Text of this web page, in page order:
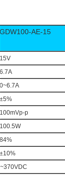
GDW100-AE-15
15V
6.7A
0~6.7A
±5%
100mVp-p
100.5W
84%
±10%